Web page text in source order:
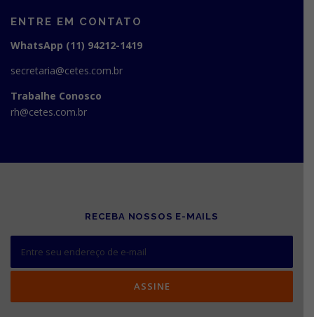
ENTRE EM CONTATO
WhatsApp (11) 94212-1419
secretaria@cetes.com.br
Trabalhe Conosco
rh@cetes.com.br
RECEBA NOSSOS E-MAILS